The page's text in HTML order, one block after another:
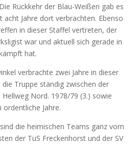
Rückkehr der Blau-Weißen gab es
acht Jahre dort verbrachten. Ebenso
in dieser Staffel vertreten, der
war und aktuell sich gerade in
hat.
verbrachte zwei Jahre in dieser
Truppe ständig zwischen der
Nord. 1978/79 (3.) sowie
ordentliche Jahre.
die heimischen Teams ganz vorn
der TuS Freckenhorst und der SV